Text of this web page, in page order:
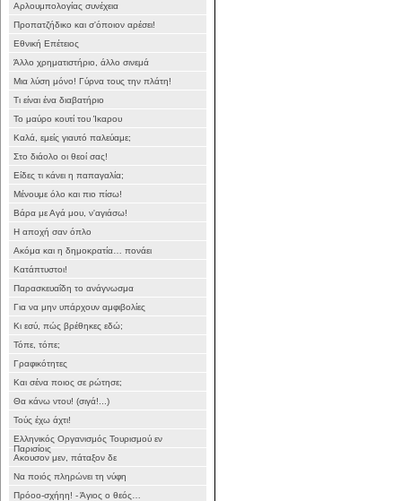
Αρλουμπολογίας συνέχεια
Προπατζήδικο και σ'όποιον αρέσει!
Εθνική Επέτειος
Άλλο χρηματιστήριο, άλλο σινεμά
Μια λύση μόνο! Γύρνα τους την πλάτη!
Τι είναι ένα διαβατήριο
Το μαύρο κουτί του Ίκαρου
Καλά, εμείς γιαυτό παλεύαμε;
Στο διάολο οι θεοί σας!
Είδες τι κάνει η παπαγαλία;
Μένουμε όλο και πιο πίσω!
Βάρα με Αγά μου, ν'αγιάσω!
Η αποχή σαν όπλο
Ακόμα και η δημοκρατία… πονάει
Κατάπτυστοι!
Παρασκευαΐδη το ανάγνωσμα
Για να μην υπάρχουν αμφιβολίες
Κι εσύ, πώς βρέθηκες εδώ;
Τόπε, τόπε;
Γραφικότητες
Και σένα ποιος σε ρώτησε;
Θα κάνω ντου! (σιγά!...)
Τούς έχω άχτι!
Ελληνικός Οργανισμός Τουρισμού εν
Παρισίοις
Ακουσον μεν, πάταξον δε
Να ποιός πληρώνει τη νύφη
Πρόοο-σχήηη! - Άγιος ο θεός…